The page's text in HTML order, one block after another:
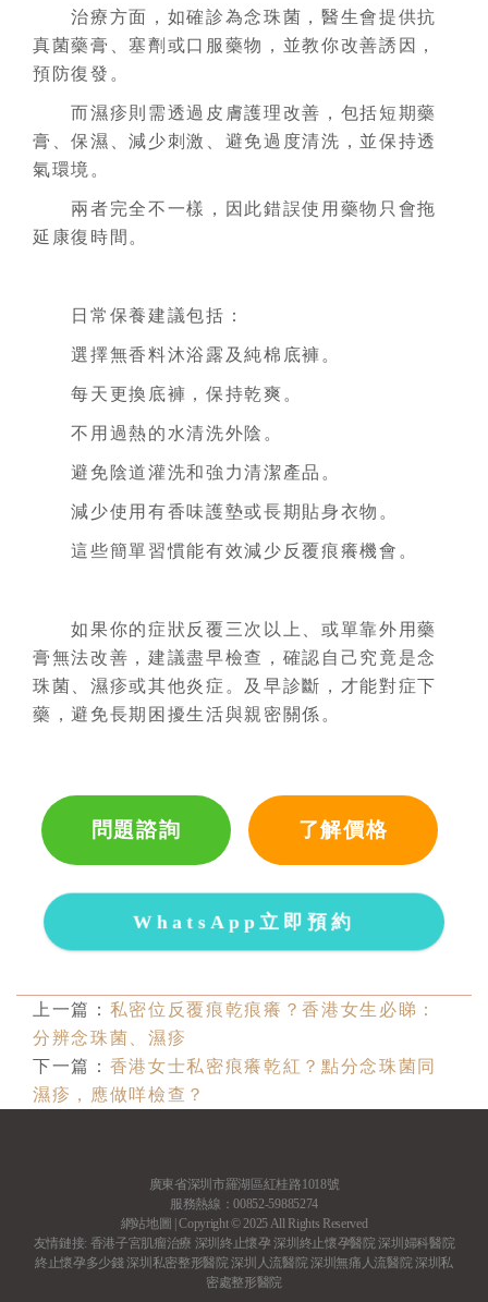
治療方面，如確診為念珠菌，醫生會提供抗
真菌藥膏、塞劑或口服藥物，並教你改善誘因，
預防復發。
而濕疹則需透過皮膚護理改善，包括短期藥
膏、保濕、減少刺激、避免過度清洗，並保持透
氣環境。
兩者完全不一樣，因此錯誤使用藥物只會拖
延康復時間。
日常保養建議包括：
選擇無香料沐浴露及純棉底褲。
每天更換底褲，保持乾爽。
不用過熱的水清洗外陰。
避免陰道灌洗和強力清潔產品。
減少使用有香味護墊或長期貼身衣物。
這些簡單習慣能有效減少反覆痕癢機會。
如果你的症狀反覆三次以上、或單靠外用藥
膏無法改善，建議盡早檢查，確認自己究竟是念
珠菌、濕疹或其他炎症。及早診斷，才能對症下
藥，避免長期困擾生活與親密關係。
問題諮詢 了解價格
WhatsApp立即預約
上一篇： 私密位反覆痕乾痕癢？香港女生必睇：
分辨念珠菌、濕疹
下一篇： 香港女士私密痕癢乾紅？點分念珠菌同
濕疹，應做咩檢查？
廣東省深圳市羅湖區紅桂路1018號
服務熱線：00852-59885274
網站地圖 | Copyright © 2025 All Rights Reserved
友情鏈接: 香港子宮肌瘤治療 深圳終止懷孕深圳終止懷孕醫院 深圳婦科醫院
終止懷孕多少錢深圳私密整形醫院 深圳人流醫院 深圳無痛人流醫院 深圳私
密處整形醫院